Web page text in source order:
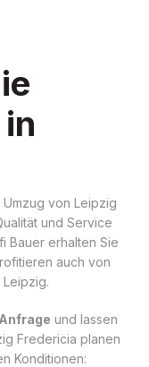
von Leipzig
und Service
Bauer erhalten Sie
auch von
und lassen
Fredericia planen
Konditionen: